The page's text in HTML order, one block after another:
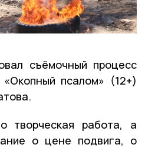
съёмочный процесс
«Окопный псалом» (12+)
творческая работа, а
о цене подвига, о